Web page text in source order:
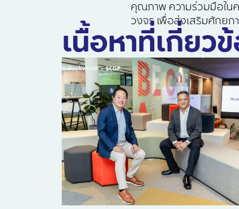
คุณภาพ ความร่วมมือใน
วงจร เพื่อส่งเสริมศักยภ
เนื้อหาที่เกี่ยว